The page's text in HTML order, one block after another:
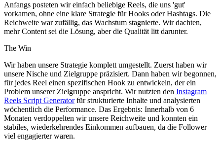
Anfangs posteten wir einfach beliebige Reels, die uns 'gut'
vorkamen, ohne eine klare Strategie für Hooks oder Hashtags. Die
Reichweite war zufällig, das Wachstum stagnierte. Wir dachten,
mehr Content sei die Lösung, aber die Qualität litt darunter.
The Win
Wir haben unsere Strategie komplett umgestellt. Zuerst haben wir
unsere Nische und Zielgruppe präzisiert. Dann haben wir begonnen,
für jedes Reel einen spezifischen Hook zu entwickeln, der ein
Problem unserer Zielgruppe anspricht. Wir nutzten den Instagram
Reels Script Generatorfür strukturierte Inhalte und analysierten
wöchentlich die Performance. Das Ergebnis: Innerhalb von 6
Monaten verdoppelten wir unsere Reichweite und konnten ein
stabiles, wiederkehrendes Einkommen aufbauen, da die Follower
viel engagierter waren.